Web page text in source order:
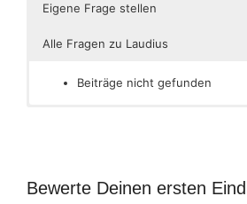
Eigene Frage stellen
Alle Fragen zu Laudius
Beiträge nicht gefunden
Bewerte Deinen ersten